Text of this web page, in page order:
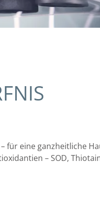
für eine ganzheitliche
– SOD,